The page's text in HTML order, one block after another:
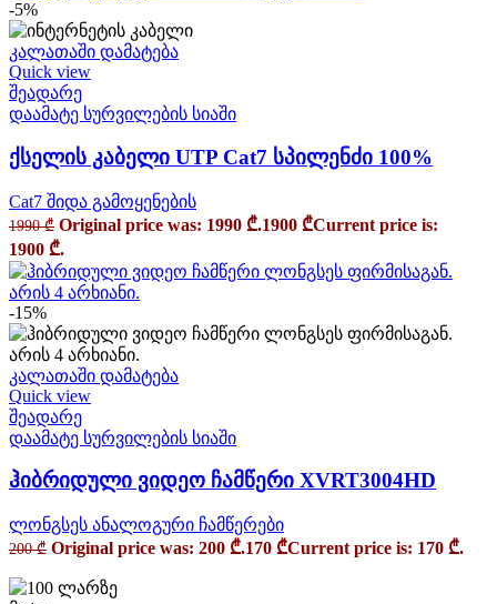
-5%
კალათაში დამატება
Quick view
შეადარე
დაამატე სურვილების სიაში
ქსელის კაბელი UTP Cat7 სპილენძი 100%
Cat7 შიდა გამოყენების
1990₾ Original price was: 1990 ₾.1900 ₾Current price is:
1900 ₾.
-15%
კალათაში დამატება
Quick view
შეადარე
დაამატე სურვილების სიაში
ჰიბრიდული ვიდეო ჩამწერი XVRT3004HD
ლონგსეს ანალოგური ჩამწერები
200₾ Original price was: 200 ₾.170 ₾Current price is: 170 ₾.